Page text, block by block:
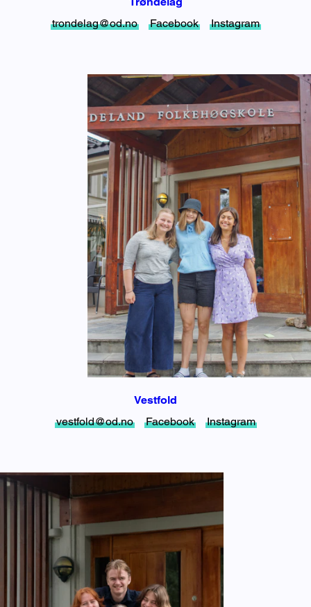
trondelag@od.no
Facebook Instagram
Vestfold
vestfold@od.no
Facebook Instagram